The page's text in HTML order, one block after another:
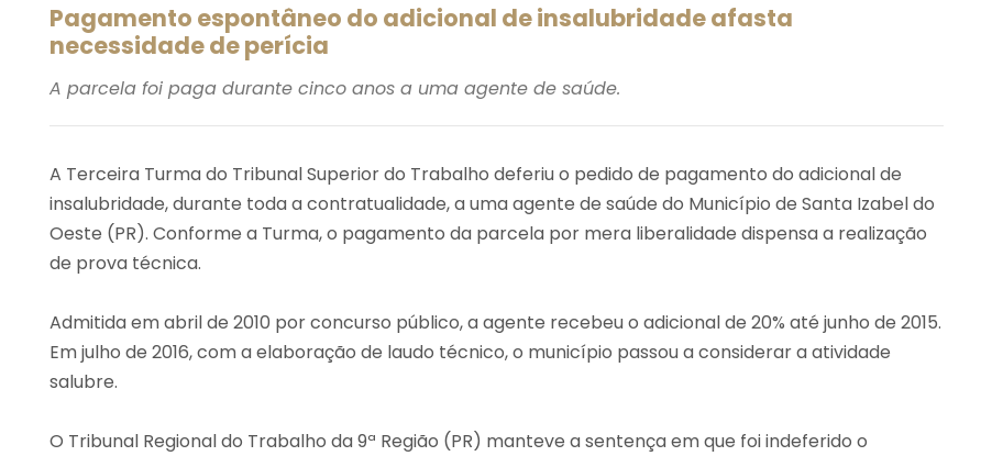
Pagamento espontâneo do adicional de insalubridade afasta
necessidade de perícia
A parcela foi paga durante cinco anos a uma agente de saúde.
A Terceira Turma do Tribunal Superior do Trabalho deferiu o pedido de pagamento do adicional de
insalubridade, durante toda a contratualidade, a uma agente de saúde do Município de Santa Izabel do
Oeste (PR). Conforme a Turma, o pagamento da parcela por mera liberalidade dispensa a realização
de prova técnica.
Admitida em abril de 2010 por concurso público, a agente recebeu o adicional de 20% até junho de 2015.
Em julho de 2016, com a elaboração de laudo técnico, o município passou a considerar a atividade
salubre.
O Tribunal Regional do Trabalho da 9ª Região (PR) manteve a sentença em que foi indeferido o